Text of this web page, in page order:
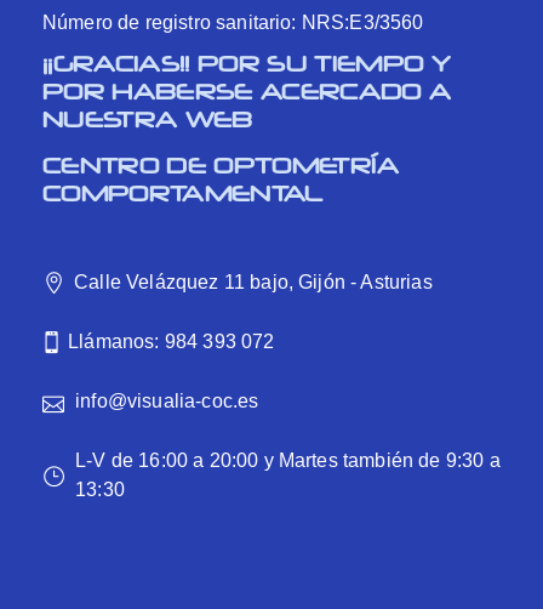
Número de registro sanitario: NRS:E3/3560
¡¡GRACIAS!! POR SU TIEMPO Y
POR HABERSE ACERCADO A
NUESTRA WEB
CENTRO DE OPTOMETRÍA
COMPORTAMENTAL
Calle Velázquez 11 bajo, Gijón - Asturias
Llámanos: 984 393 072
info@visualia-coc.es
L-V de 16:00 a 20:00 y Martes también de 9:30 a
13:30